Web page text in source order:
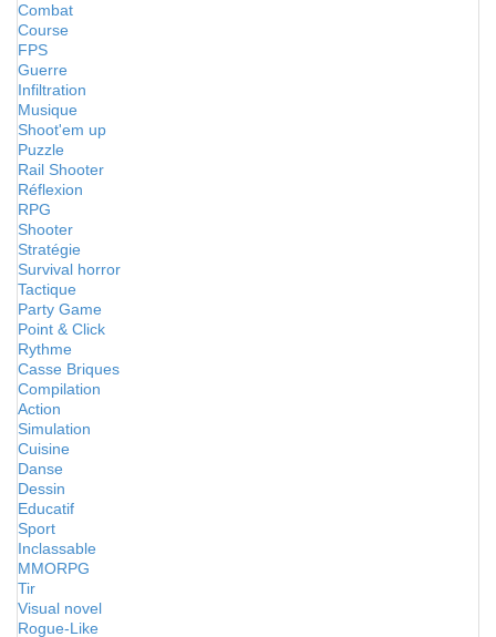
Combat
Course
FPS
Guerre
Infiltration
Musique
Shoot'em up
Puzzle
Rail Shooter
Réflexion
RPG
Shooter
Stratégie
Survival horror
Tactique
Party Game
Point & Click
Rythme
Casse Briques
Compilation
Action
Simulation
Cuisine
Danse
Dessin
Educatif
Sport
Inclassable
MMORPG
Tir
Visual novel
Rogue-Like